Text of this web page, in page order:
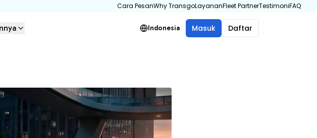
Cara PesanWhy TransgoLayananFleet PartnerTestimoniFAQ
Indonesia Masuk Daftar